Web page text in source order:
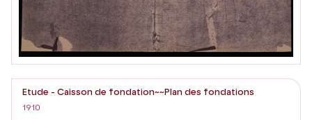
Etude - Caisson de fondation~~Plan des fondations
1910